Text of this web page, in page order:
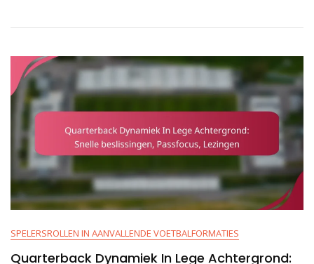
Een
Besluitvorming,
Lezen,
Uitvoering
SPELERSROLLEN IN AANVALLENDE VOETBALFORMATIES
Quarterback Dynamiek In Lege Achtergrond: